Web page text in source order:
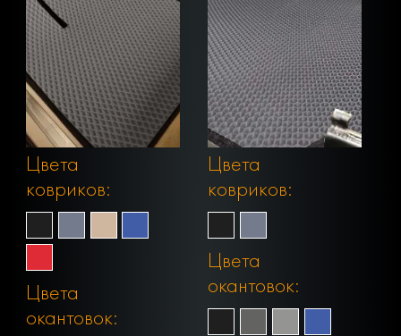
Цвета
ковриков:
Цвета
окантовок:
Цвета
ковриков:
Цвета
окантовок: